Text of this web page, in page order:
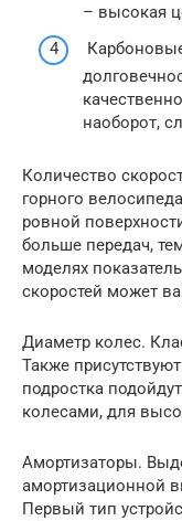
– высокая
наоборот,
Количество
горного
ровной
больше передач,
моделях
скоростей может
Диаметр колес.
Также
подростка
колесами, для
Амортизаторы.
амортизационной
Первый тип